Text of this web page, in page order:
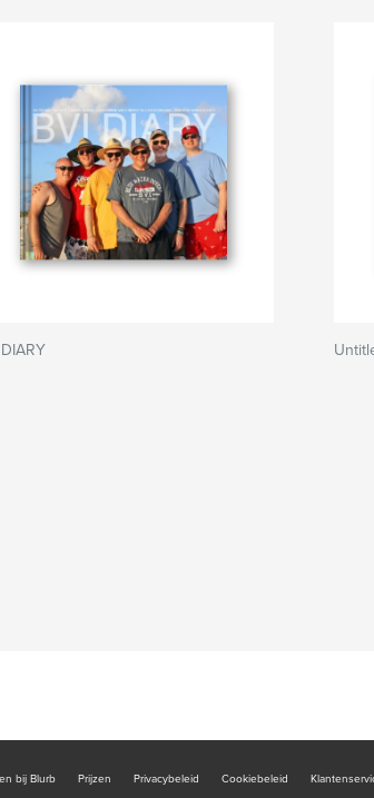
bij Blurb Prijzen Privacybeleid Cookiebeleid